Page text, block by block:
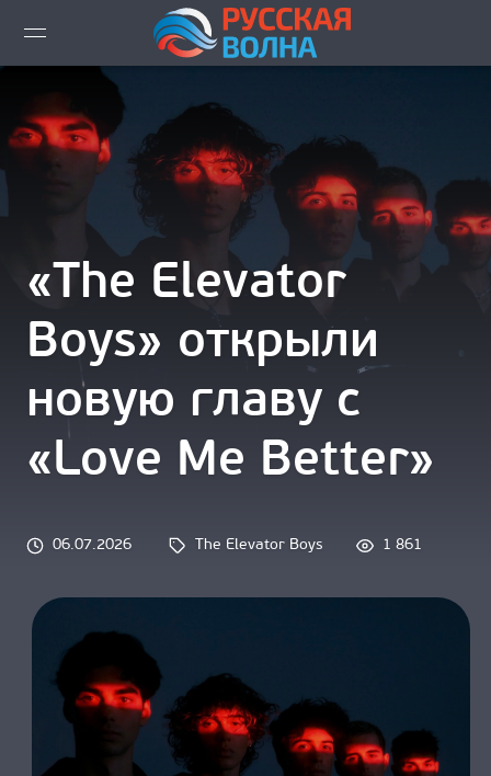
ВИДЕО LIVE
НОВОСТИ
ПЛЕЙЛИСТ
СКАЧАТЬ ЭФИР
КАК СЛУШАТЬ!?
ГОРОДА ВЕЩАНИЯ
«The Elevator
Boys» открыли
новую главу с
«Love Me Better»
06.07.2026 The Elevator Boys 1 861